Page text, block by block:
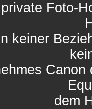
Foto-
keiner
dem